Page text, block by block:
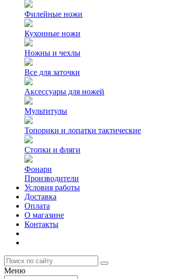
Филейные ножи
Кухонные ножи
Ножны и чехлы
Все для заточки
Аксессуары для ножей
Мультитулы
Топорики и лопатки тактические
Стопки и фляги
Фонари
Производители
Условия работы
Доставка
Оплата
О магазине
Контакты
Меню